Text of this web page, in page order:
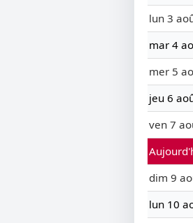
lun 3
mar 4
mer 5
jeu 6
ven 7
dim 9
lun 10